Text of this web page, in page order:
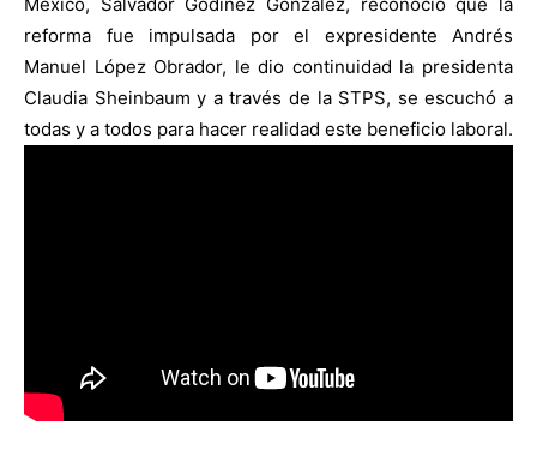
reforma fue impulsada por el expresidente Andrés
Manuel López Obrador, le dio continuidad la presidenta
Claudia Sheinbaum y a través de la STPS, se escuchó a
todas y a todos para hacer realidad este beneficio laboral.